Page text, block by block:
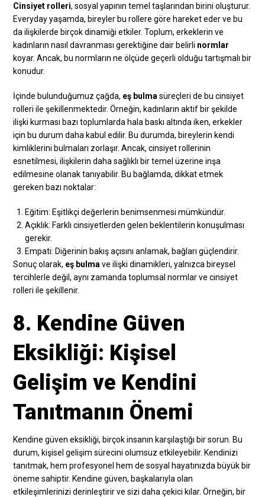
Cinsiyet rolleri, sosyal yapının temel taşlarından birini oluşturur.
Everyday yaşamda, bireyler bu rollere göre hareket eder ve bu
da ilişkilerde birçok dinamiği etkiler. Toplum, erkeklerin ve
kadınların nasıl davranması gerektiğine dair belirli normlar
koyar. Ancak, bu normların ne ölçüde geçerli olduğu tartışmalı bir
konudur.
İçinde bulunduğumuz çağda, eş bulma süreçleri de bu cinsiyet
rolleri ile şekillenmektedir. Örneğin, kadınların aktif bir şekilde
ilişki kurması bazı toplumlarda hala baskı altında iken, erkekler
için bu durum daha kabul edilir. Bu durumda, bireylerin kendi
kimliklerini bulmaları zorlaşır. Ancak, cinsiyet rollerinin
esnetilmesi, ilişkilerin daha sağlıklı bir temel üzerine inşa
edilmesine olanak tanıyabilir. Bu bağlamda, dikkat etmek
gereken bazı noktalar:
Eğitim: Eşitlikçi değerlerin benimsenmesi mümkündür.
Açıklık: Farklı cinsiyetlerden gelen beklentilerin konuşulması
gerekir.
Empati: Diğerinin bakış açısını anlamak, bağları güçlendirir.
Sonuç olarak, eş bulma ve ilişki dinamikleri, yalnızca bireysel
tercihlerle değil, aynı zamanda toplumsal normlar ve cinsiyet
rolleri ile şekillenir.
8. Kendine Güven
Eksikliği: Kişisel
Gelişim ve Kendini
Tanıtmanın Önemi
Kendine güven eksikliği, birçok insanın karşılaştığı bir sorun. Bu
durum, kişisel gelişim sürecini olumsuz etkileyebilir. Kendinizi
tanıtmak, hem profesyonel hem de sosyal hayatınızda büyük bir
öneme sahiptir. Kendine güven, başkalarıyla olan
etkileşimlerinizi derinleştirir ve sizi daha çekici kılar. Örneğin, bir